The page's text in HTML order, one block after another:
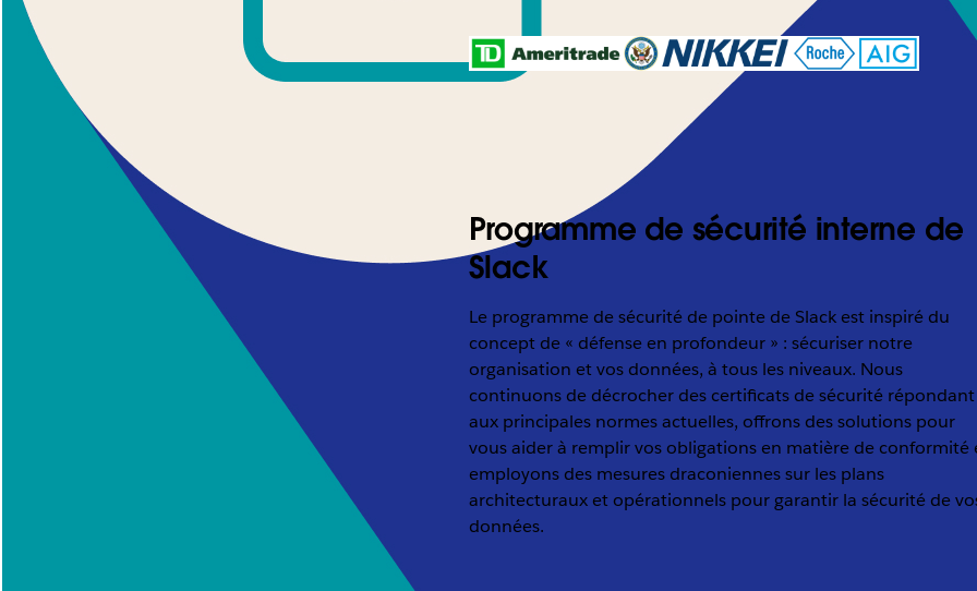
Programme de sécurité interne de
Slack
Le programme de sécurité de pointe de Slack est inspiré du
concept de « défense en profondeur » : sécuriser notre
organisation et vos données, à tous les niveaux. Nous
continuons de décrocher des certificats de sécurité répondant
aux principales normes actuelles, offrons des solutions pour
vous aider à remplir vos obligations en matière de conformité
employons des mesures draconiennes sur les plans
architecturaux et opérationnels pour garantir la sécurité de
données.